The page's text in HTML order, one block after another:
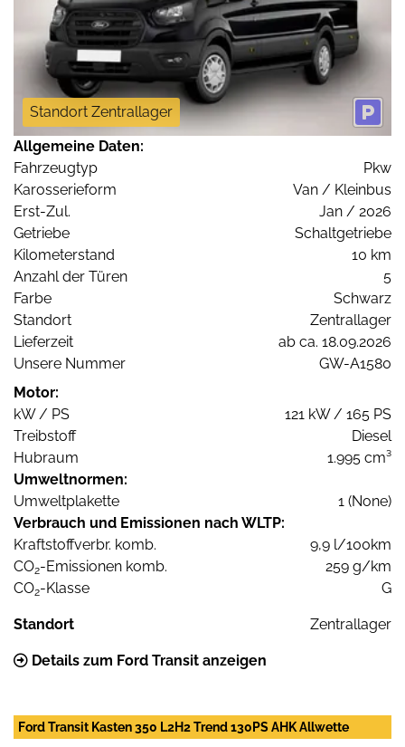
Standort Zentrallager
Allgemeine Daten:
Fahrzeugtyp
Pkw
Karosserieform
Van / Kleinbus
Erst-Zul.
Jan / 2026
Getriebe
Schaltgetriebe
Kilometerstand
10 km
Anzahl der Türen
5
Farbe
Schwarz
Standort
Zentrallager
Lieferzeit
ab ca. 18.09.2026
Unsere Nummer
GW-A1580
Motor:
kW / PS
121 kW / 165 PS
Treibstoff
Diesel
Hubraum
1.995 cm³
Umweltnormen:
Umweltplakette
1 (None)
Verbrauch und Emissionen nach WLTP:
Kraftstoffverbr. komb.
9,9 l/100km
CO2-Emissionen komb.
259 g/km
CO2-Klasse G
Standort Zentrallager
Details zum Ford Transit anzeigen
Ford Transit Kasten 350 L2H2 Trend 130PS AHK Allwette